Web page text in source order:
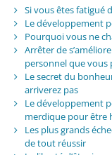
Si vous êtes fatigué
Le développement
Pourquoi vous ne
Arrêter de
personnel que vous
Le secret du
arriverez pas
Le développement
merdique pour être
Les plus grands
de tout réussir